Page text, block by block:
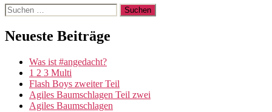
Suche
nach:
Neueste Beiträge
Was ist #angedacht?
1 2 3 Multi
Flash Boys zweiter Teil
Agiles Baumschlagen Teil zwei
Agiles Baumschlagen